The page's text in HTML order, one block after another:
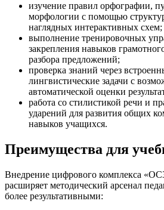
изучение правил орфографии,
морфологии с помощью
наглядных интерактивных схем;
выполнение тренировочных
закрепления навыков
разбора предложений;
проверка знаний через
лингвистические задачи с
автоматической оценки
работа со стилистикой речи и
ударений для развития общих
навыков учащихся.
Преимущества для
Внедрение цифрового комплекса
расширяет методический арсенал
более результативными: